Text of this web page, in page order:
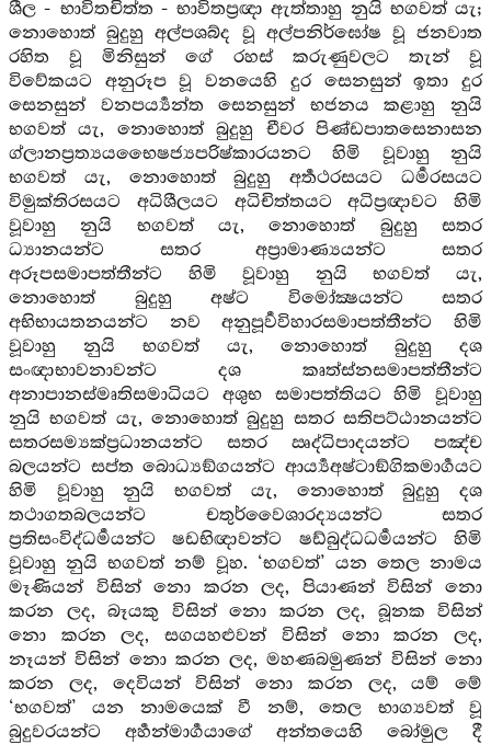
ශීල - භාවිතචිත්ත - භාවිතප්‍රඥා ඇත්තාහු නුයි භගවත් යැ;
නොහොත් බුදුහු අල්පශබ්ද වූ අල්පනිර්ඝෝෂ වූ ජනවාත
රහිත වූ මිනිසුන් ගේ රහස් කරුණුවලට තැන් වූ
විවේකයට අනුරූප වූ වනයෙහි දුර සෙනසුන් ඉතා දුර
සෙනසුන් වනපර්‍ය්‍යන්ත සෙනසුන් භජනය කළාහු නුයි
භගවත් යැ, නොහොත් බුදුහු චීවර පිණ්ඩපාතසෙනාසන
ග්ලානප්‍රත්‍යයභෛෂජ්‍යපරිෂ්කාරයනට හිමි වූවාහු නුයි
භගවත් යැ, නොහොත් බුදුහු අර්‍තථරසයට ධර්‍මරසයට
විමුක්තිරසයට අධිශීලයට අධිචිත්තයට අධිප්‍රඥාවට හිමි
වූවාහු නුයි භගවත් යැ, නොහොත් බුදුහු සතර
ධ්‍යානයන්ට සතර අප්‍රාමාණ්‍යයන්ට සතර
අරූපසමාපත්තීන්ට හිමි වූවාහු නුයි භගවත් යැ,
නොහොත් බුදුහු අෂ්ට විමෝක්‍ෂයන්ට සතර
අභිභායතනයන්ට නව අනුපූර්‍වවිහාරසමාපත්තීන්ට හිමි
වූවාහු නුයි භගවත් යැ, නොහොත් බුදුහු දශ
සංඥාභාවනාවන්ට දශ කෘත්ස්නසමාපත්තීන්ට
අනාපානස්මෘතිසමාධියට අශුභ සමාපත්තියට හිමි වූවාහු
නුයි භගවත් යැ, නොහොත් බුදුහු සතර සතිපට්ඨානයන්ට
සතරසම්‍යක්ප්‍රධානයන්ට සතර ඍද්ධිපාදයන්ට පඤ්ච
බලයන්ට සප්ත බොධ්‍යඞ්ගයන්ට ආර්‍ය්‍යඅෂ්ටාඞ්ගිකමාර්‍ගයට
හිමි වූවාහු නුයි භගවත් යැ, නොහොත් බුදුහු දශ
තථාගතබලයන්ට චතුර්වෛශාරද්‍යයන්ට සතර
ප්‍රතිසංවිද්ධර්‍මයන්ට ෂඩභිඥාවන්ට ෂඩ්බුද්ධධර්‍මයන්ට හිමි
වූවාහු නුයි භගවත් නම් වූහ. ‘භගවත්’ යන තෙල නාමය
මෑණියන් විසින් නො කරන ලද, පියාණන් විසින් නො
කරන ලද, බෑයකු විසින් නො කරන ලද, බූනක විසින්
නො කරන ලද, සගයහළුවන් විසින් නො කරන ලද,
නෑයන් විසින් නො කරන ලද, මහණබමුණන් විසින් නො
කරන ලද, දෙවියන් විසින් නො කරන ලද, යම් මේ
‘භගවත්’ යන නාමයෙක් වී නම්, තෙල භාග්‍යවත් වූ
බුදුවරයන්ට අර්‍හන්මාර්‍ගයාගේ අන්තයෙහි බෝමුල දී